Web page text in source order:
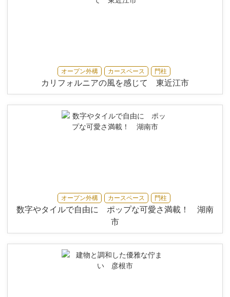
オープン外構 カースペース 門柱
カリフォルニアの風を感じて 東近江市
オープン外構 カースペース 門柱
数字やタイルで自由に ポップな可愛さ満載！ 湖南
市